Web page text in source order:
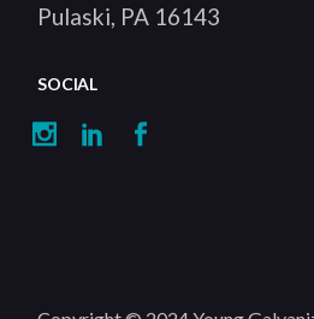
Pulaski, PA 16143
SOCIAL